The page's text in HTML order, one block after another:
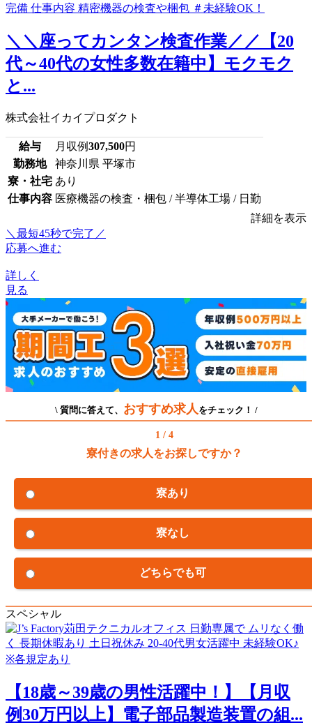
＼＼座ってカンタン検査作業／／【20
代～40代の女性多数在籍中】モクモク
と...
株式会社イカイプロダクト
給与 月収例307,500円
勤務地
神奈川県 平塚市
寮・社宅 あり
仕事内容 医療機器の検査・梱包 / 半導体工場 / 日勤
詳細を表示
＼最短45秒で完了／
応募へ進む
詳しく
見る
\ 質問に答えて、 おすすめ求人 をチェック！ /
1 / 4
寮付きの求人をお探しですか？
寮あり
寮なし
どちらでも可
スペシャル
【18歳～39歳の男性活躍中！】【月収
例30万円以上】電子部品製造装置の組...